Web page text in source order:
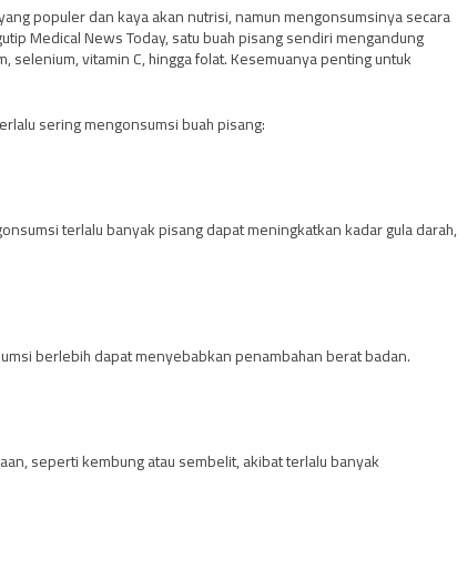
populer dan kaya akan nutrisi, namun mengonsumsinya secara
Medical News Today, satu buah pisang sendiri mengandung
vitamin C, hingga folat. Kesemuanya penting untuk
sering mengonsumsi buah pisang:
terlalu banyak pisang dapat meningkatkan kadar gula darah,
berlebih dapat menyebabkan penambahan berat badan.
seperti kembung atau sembelit, akibat terlalu banyak